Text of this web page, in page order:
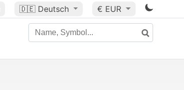
🇩🇪 Deutsch € EUR